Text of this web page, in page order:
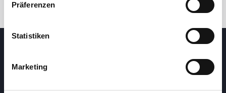
Präferenzen
Statistiken
Marketing